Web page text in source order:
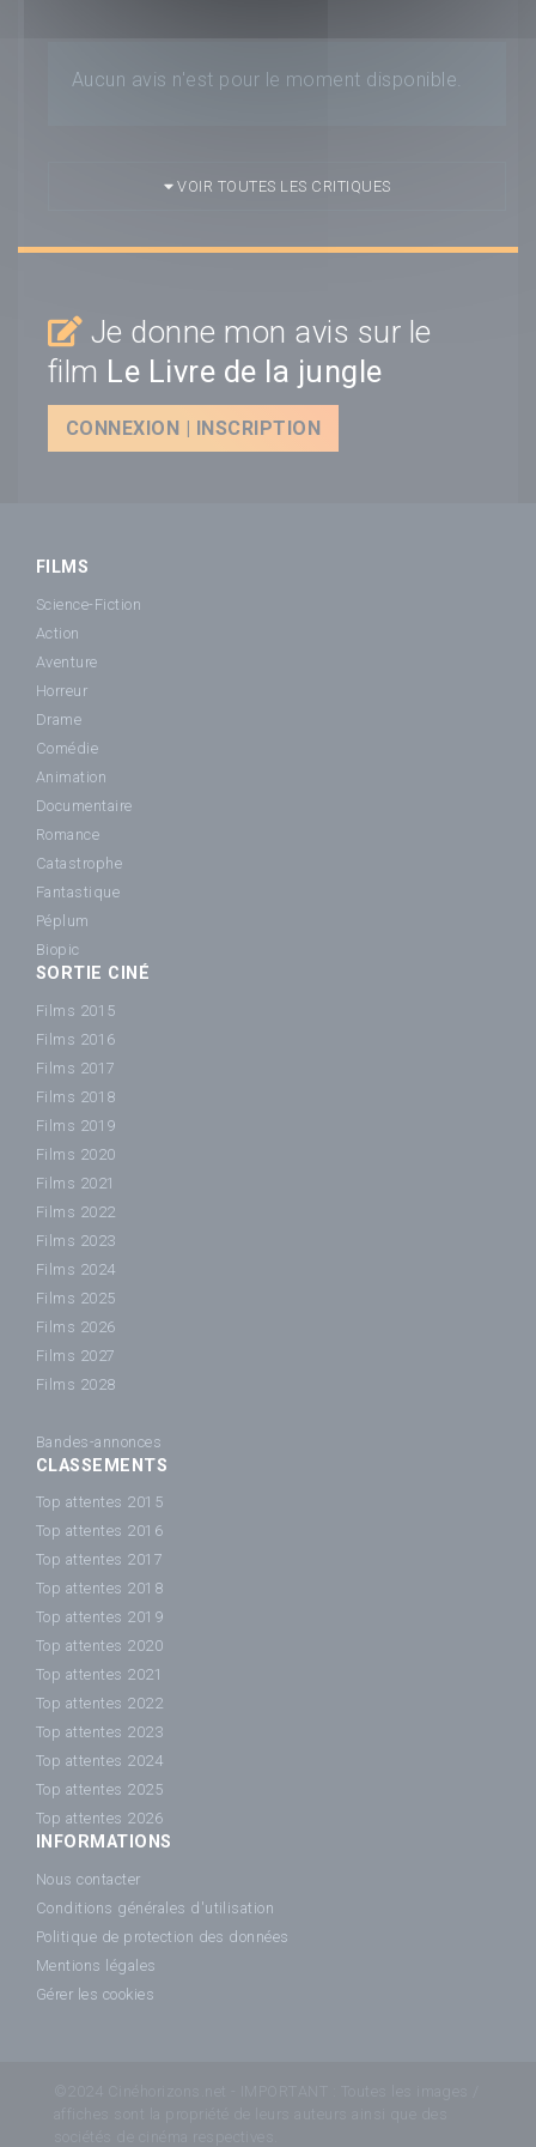
Aucun avis n'est pour le moment disponible.
VOIR TOUTES LES CRITIQUES
Je donne mon avis sur le
film Le Livre de la jungle
CONNEXION | INSCRIPTION
FILMS
Science-Fiction
Action
Aventure
Horreur
Drame
Comédie
Animation
Documentaire
Romance
Catastrophe
Fantastique
Péplum
Biopic
SORTIE CINÉ
Films 2015
Films 2016
Films 2017
Films 2018
Films 2019
Films 2020
Films 2021
Films 2022
Films 2023
Films 2024
Films 2025
Films 2026
Films 2027
Films 2028
Bandes-annonces
CLASSEMENTS
Top attentes 2015
Top attentes 2016
Top attentes 2017
Top attentes 2018
Top attentes 2019
Top attentes 2020
Top attentes 2021
Top attentes 2022
Top attentes 2023
Top attentes 2024
Top attentes 2025
Top attentes 2026
INFORMATIONS
Nous contacter
Conditions générales d'utilisation
Politique de protection des données
Mentions légales
Gérer les cookies